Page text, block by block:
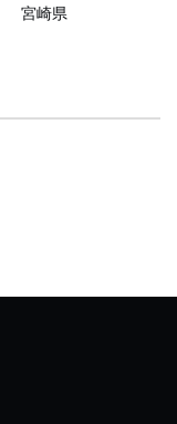
宮崎県